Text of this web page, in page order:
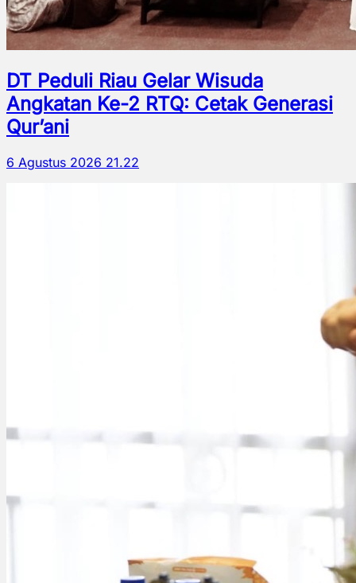
DT Peduli Riau Gelar Wisuda
Angkatan Ke-2 RTQ: Cetak Generasi
Qur’ani
6 Agustus 2026 21.22